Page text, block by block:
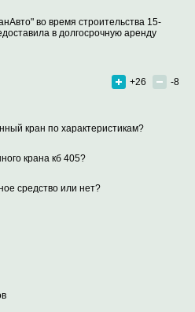
во время строительства 15-
в долгосрочную аренду
+26
-8
кран по характеристикам?
крана кб 405?
средство или нет?